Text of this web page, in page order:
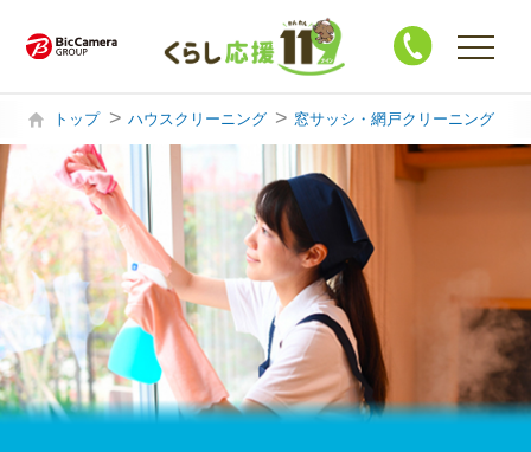
購入・買替相談
製品サポート
ハウスクリーニング
修 理
トップ ハウスクリーニング 窓サッシ・網戸クリーニング